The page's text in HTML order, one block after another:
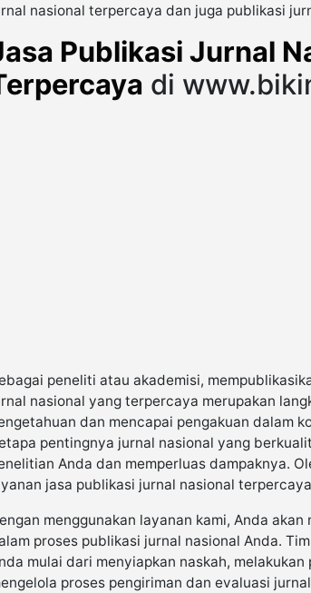
nasional terpercaya dan juga publikasi
Publikasi Jurnal
di
peneliti atau akademisi,
nasional yang terpercaya merupakan
dan mencapai pengakuan dalam
pentingnya jurnal nasional yang
Anda dan memperluas dampaknya.
jasa publikasi jurnal nasional
menggunakan layanan kami, Anda
proses publikasi jurnal nasional Anda.
mulai dari menyiapkan naskah,
proses pengiriman dan evaluasi